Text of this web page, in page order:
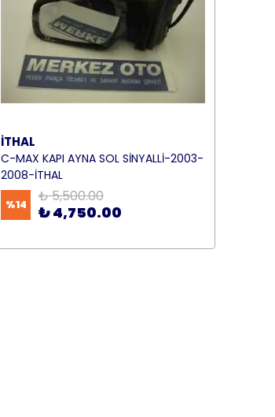
İTHAL
C-MAX KAPI AYNA SOL SİNYALLİ-2003-
2008-İTHAL
%14 ₺ 5,500.00
₺ 4,750.00